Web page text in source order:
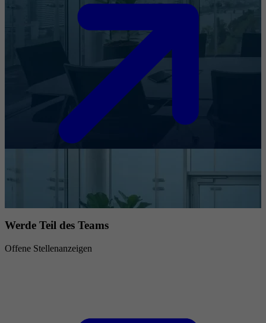
Werde Teil des Teams
Offene Stellenanzeigen